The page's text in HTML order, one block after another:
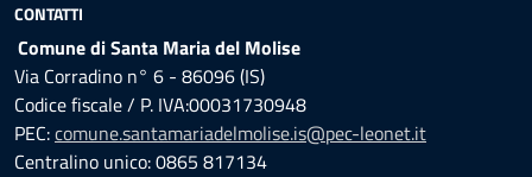
CONTATTI
Comune di Santa Maria del Molise
Via Corradino n° 6 - 86096 (IS)
Codice fiscale / P. IVA:00031730948
PEC:comune.santamariadelmolise.is@pec-leonet.it
Centralino unico: 0865 817134